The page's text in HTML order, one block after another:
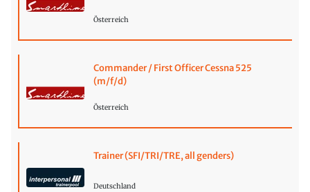
Österreich
Commander / First Officer Cessna 525
(m/f/d)
Österreich
Trainer (SFI/TRI/TRE, all genders)
Deutschland